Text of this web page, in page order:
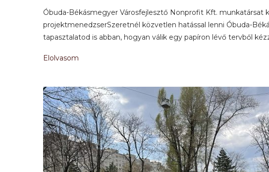
Óbuda-Békásmegyer Városfejlesztő Nonprofit Kft. munkatársat
projektmenedzserSzeretnél közvetlen hatással lenni Óbuda-
tapasztalatod is abban, hogyan válik egy papíron lévő tervből
Elolvasom